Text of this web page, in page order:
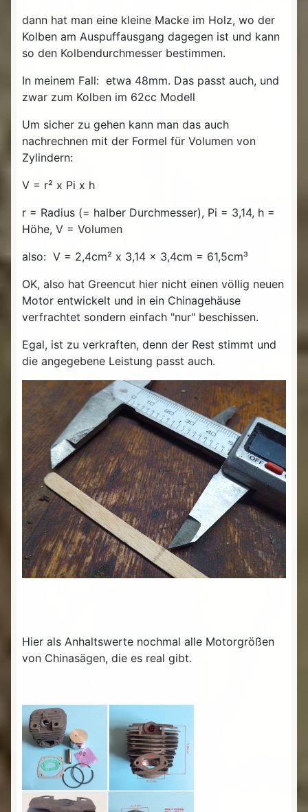
dann hat man eine kleine Macke im Holz, wo der
Kolben am Auspuffausgang dagegen ist und kann
so den Kolbendurchmesser bestimmen.
In meinem Fall: etwa 48mm. Das passt auch, und
zwar zum Kolben im 62cc Modell
Um sicher zu gehen kann man das auch
nachrechnen mit der Formel für Volumen von
Zylindern:
V = r² x Pi x h
r = Radius (= halber Durchmesser), Pi = 3,14, h =
Höhe, V = Volumen
also: V = 2,4cm² x 3,14 x 3,4cm = 61,5cm³
OK, also hat Greencut hier nicht einen völlig neuen
Motor entwickelt und in ein Chinagehäuse
verfrachtet sondern einfach "nur" beschissen.
Egal, ist zu verkraften, denn der Rest stimmt und
die angegebene Leistung passt auch.
Hier als Anhaltswerte nochmal alle Motorgrößen
von Chinasägen, die es real gibt.